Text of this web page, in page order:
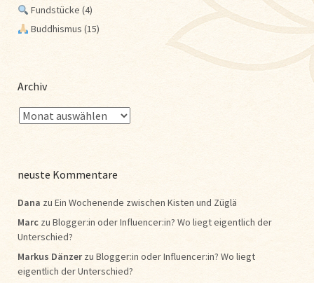
Fundstücke (4)
Buddhismus (15)
Archiv
neuste Kommentare
Dana zu Ein Wochenende zwischen Kisten und Züglä
Marc zu Blogger:in oder Influencer:in? Wo liegt eigentlich der
Unterschied?
Markus Dänzerzu Blogger:in oder Influencer:in? Wo liegt
eigentlich der Unterschied?